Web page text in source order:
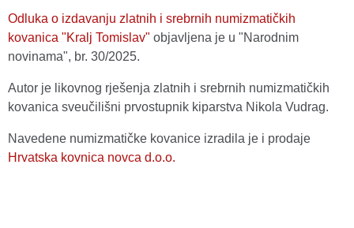
Odluka o izdavanju zlatnih i srebrnih numizmatičkih
kovanica "Kralj Tomislav" objavljena je u "Narodnim
novinama", br. 30/2025.
Autor je likovnog rješenja zlatnih i srebrnih numizmatičkih
kovanica sveučilišni prvostupnik kiparstva Nikola Vudrag.
Navedene numizmatičke kovanice izradila je i prodaje
Hrvatska kovnica novca d.o.o.